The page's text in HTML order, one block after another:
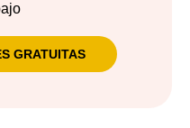
GRATUITAS